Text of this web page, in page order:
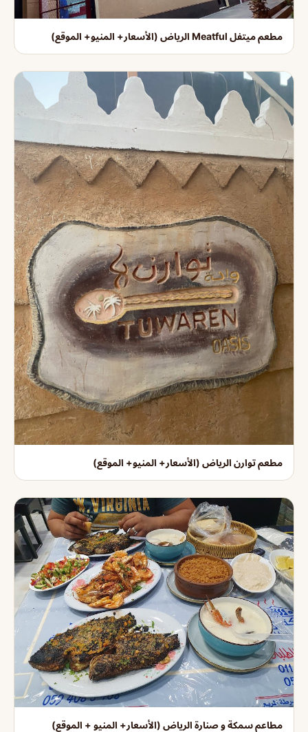
مطعم ميتفل Meatful الرياض (الأسعار+ المنيو+ الموقع)
مطعم توارن الرياض (الأسعار+ المنيو+ الموقع)
مطاعم سمكة و صنارة الرياض (الأسعار+ المنيو + الموقع)